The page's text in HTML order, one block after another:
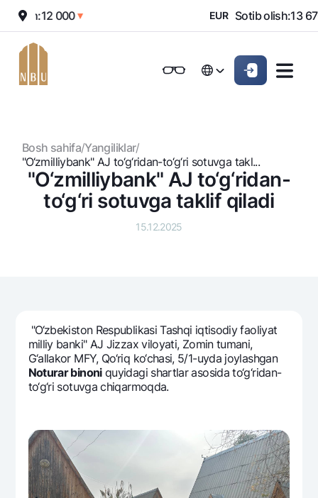
Shaxsiy kabinet
Jismoniy shaxslarga
Kreditlar
Ipoteka
Yevro
Hamma uchun USD uchun
Talab qilib olinguncha USD
Oltin omonat
Kumush omonat
UzCard/HUMO
Visa
Visa FIFA
Garmin pay
Eskrou hisobvarag‘i
Tariflar
Milliy mobil ilovasi
Ko'p beriladigan savollar
12 000▼ EUR Sotib olish:13 670
Ovozni yoqish Shaxsiy kabinet
Bosh sahifa/Yangiliklar/
"O‘zmilliybank" AJ to‘g‘ridan-to‘g‘ri sotuvga takl...
"O‘zmilliybank" AJ to‘g‘ridan-
to‘g‘ri sotuvga taklif qiladi
15.12.2025
"O‘zbеkiston Rеspublikasi Tashqi iqtisodiy faoliyat
milliy banki" AJ Jizzax viloyati, Zomin tumani,
G‘allakor MFY, Qo‘riq ko‘chasi, 5/1-uyda joylashgan
Noturar binoniquyidagi shartlar asosida to‘g‘ridan-
to‘g‘ri sotuvga chiqarmoqda.